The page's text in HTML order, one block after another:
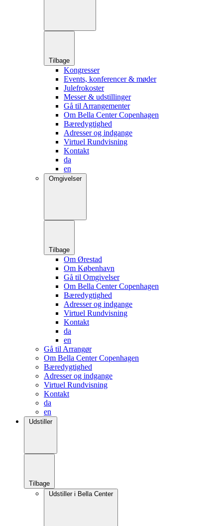
Tilbage
Kongresser
Events, konferencer & møder
Julefrokoster
Messer & udstillinger
Gå til Arrangementer
Om Bella Center Copenhagen
Bæredygtighed
Adresser og indgange
Virtuel Rundvisning
Kontakt
da
en
Omgivelser
Tilbage
Om Ørestad
Om København
Gå til Omgivelser
Om Bella Center Copenhagen
Bæredygtighed
Adresser og indgange
Virtuel Rundvisning
Kontakt
da
en
Gå til Arrangør
Om Bella Center Copenhagen
Bæredygtighed
Adresser og indgange
Virtuel Rundvisning
Kontakt
da
en
Udstiller
Tilbage
Udstiller i Bella Center